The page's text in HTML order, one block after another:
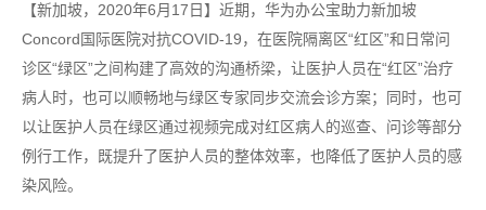
【新加坡，2020年6月17日】近期，华为办公宝助力新加坡
Concord国际医院对抗COVID-19，在医院隔离区“红区”和日常问
诊区“绿区”之间构建了高效的沟通桥梁，让医护人员在“红区”治疗
病人时，也可以顺畅地与绿区专家同步交流会诊方案；同时，也可
以让医护人员在绿区通过视频完成对红区病人的巡查、问诊等部分
例行工作，既提升了医护人员的整体效率，也降低了医护人员的感
染风险。